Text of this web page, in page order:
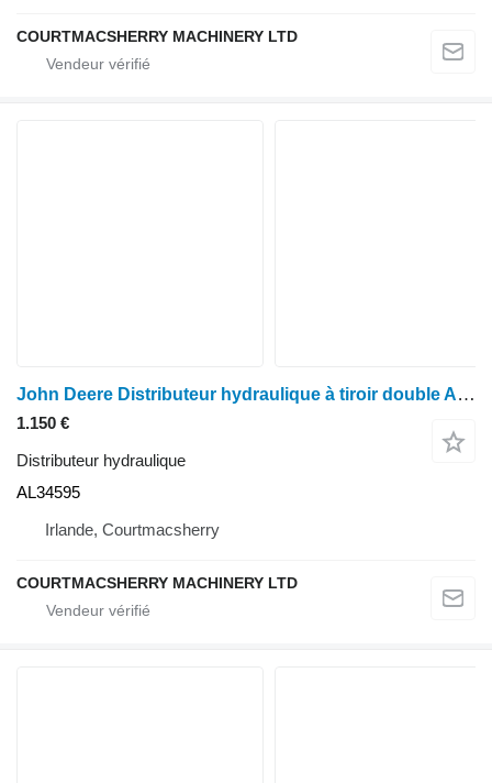
COURTMACSHERRY MACHINERY LTD
John Deere Distributeur hydraulique à tiroir double Al3, séries 30, 40 et 50, séries 2850, 3050 et 3350 AL34595
1.150 €
Distributeur hydraulique
AL34595
Irlande, Courtmacsherry
COURTMACSHERRY MACHINERY LTD